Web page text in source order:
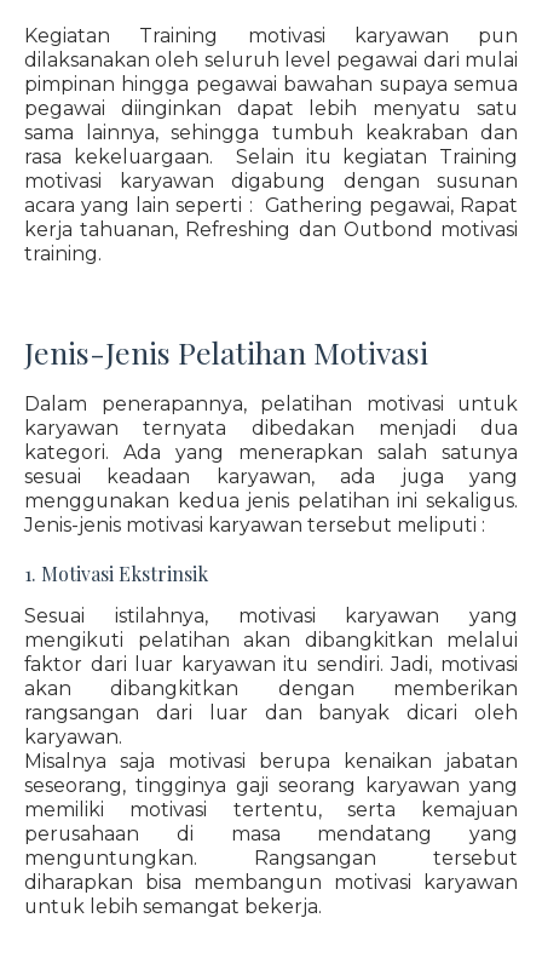
Kegiatan Training motivasi karyawan pun
dilaksanakan oleh seluruh level pegawai dari mulai
pimpinan hingga pegawai bawahan supaya semua
pegawai diinginkan dapat lebih menyatu satu
sama lainnya, sehingga tumbuh keakraban dan
rasa kekeluargaan. Selain itu kegiatan Training
motivasi karyawan digabung dengan susunan
acara yang lain seperti : Gathering pegawai, Rapat
kerja tahuanan, Refreshing dan Outbond motivasi
training.
Jenis-Jenis Pelatihan Motivasi
Dalam penerapannya, pelatihan motivasi untuk
karyawan ternyata dibedakan menjadi dua
kategori. Ada yang menerapkan salah satunya
sesuai keadaan karyawan, ada juga yang
menggunakan kedua jenis pelatihan ini sekaligus.
Jenis-jenis motivasi karyawan tersebut meliputi :
1. Motivasi Ekstrinsik
Sesuai istilahnya, motivasi karyawan yang
mengikuti pelatihan akan dibangkitkan melalui
faktor dari luar karyawan itu sendiri. Jadi, motivasi
akan dibangkitkan dengan memberikan
rangsangan dari luar dan banyak dicari oleh
karyawan.
Misalnya saja motivasi berupa kenaikan jabatan
seseorang, tingginya gaji seorang karyawan yang
memiliki motivasi tertentu, serta kemajuan
perusahaan di masa mendatang yang
menguntungkan. Rangsangan tersebut
diharapkan bisa membangun motivasi karyawan
untuk lebih semangat bekerja.